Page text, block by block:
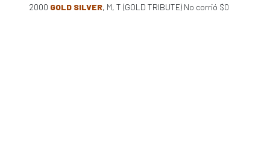
2000 GOLD SILVER, M, T (GOLD TRIBUTE) No corrió $0